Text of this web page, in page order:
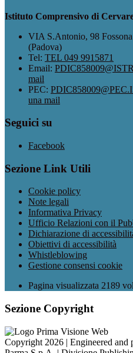
Istituto Comprensivo di
VIA S.Antonio, 98
(Padova)
Tel: TEL 049 9915871
Email:
mail
PEC:
una mail
Seguici su
Facebook
Sezione Link Utili
Cookie policy
Note legali
Informativa Privacy
Ufficio Relazioni con il
Dichiarazione di
Obiettivi di accessibilità
Whistleblowing
Gestione consensi cookie
Pagina visualizzata 2189
Sezione Copyright
Copyright 2026 | Engineered and